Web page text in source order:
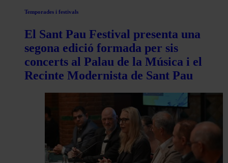
Temporades i festivals
El Sant Pau Festival presenta una
segona edició formada per sis
concerts al Palau de la Música i el
Recinte Modernista de Sant Pau